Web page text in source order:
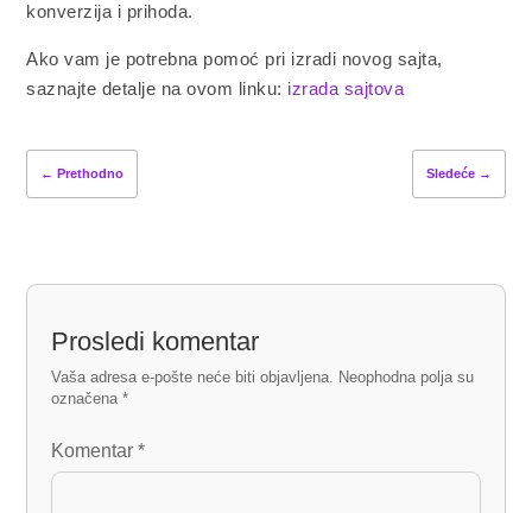
konverzija i prihoda.
Ako vam je potrebna pomoć pri izradi novog sajta,
saznajte detalje na ovom linku: izrada sajtova
←Prethodno Sledeće→
Prosledi komentar
Vaša adresa e-pošte neće biti objavljena. Neophodna polja su
označena*
Komentar*